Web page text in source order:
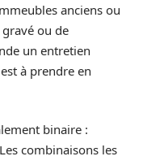
anciens ou
ou de
un entretien
à prendre en
binaire :
combinaisons les